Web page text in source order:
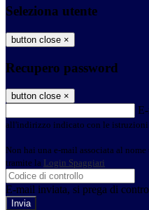
Seleziona utente
button close ×
Recupero password
button close ×
all'indirizzo indicato con le istruzioni
Non hai una e-mail associata al
tramite la Login Spaggiari
E-mail inviata, si prega di